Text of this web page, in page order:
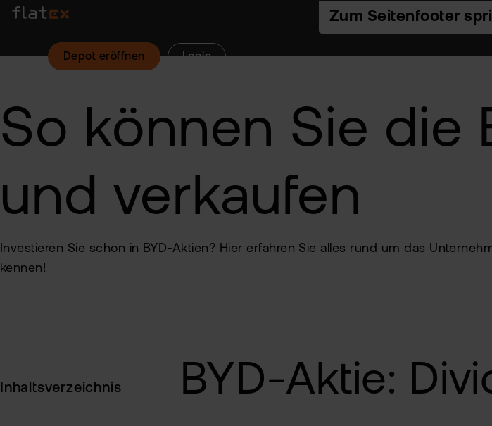
Zur Hauptnavigation
Zum Seiteninhalt
Zum SeitenfooterHandeln
Depot eröffnen Login
So können Sie die
und verkaufen
Investieren Sie schon in BYD-Aktien? Hier erfahren Sie alles rund um das
kennen!
Inhaltsverzeichnis BYD-Aktie: